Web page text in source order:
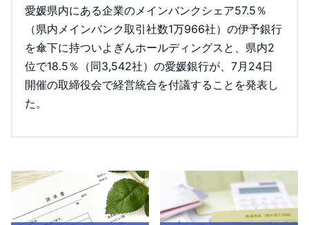
愛媛県内にある企業のメインバンクシェア57.5％
（県内メインバンク取引社数1万966社）の伊予銀行
を傘下に持ついよぎんホールディングスと、県内2
位で18.5％（同3,542社）の愛媛銀行が、7月24日
開催の取締役会で経営統合を付議することを発表し
た。